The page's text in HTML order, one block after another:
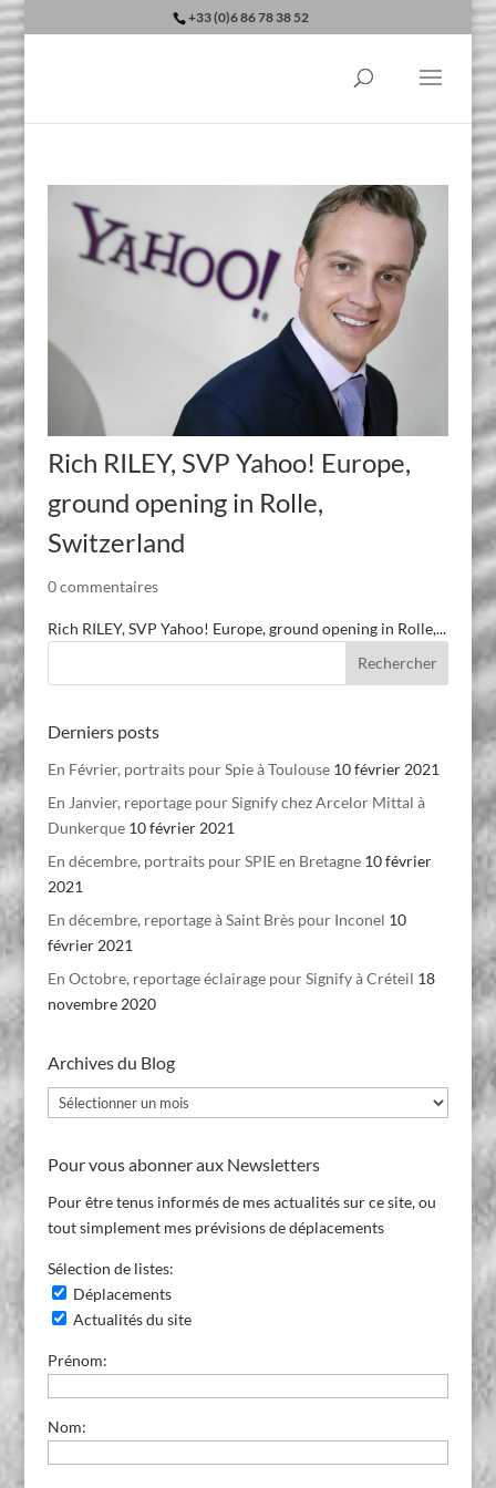
+33 (0)6 86 78 38 52
Rich RILEY, SVP Yahoo! Europe,
ground opening in Rolle,
Switzerland
0 commentaires
Rich RILEY, SVP Yahoo! Europe, ground opening in Rolle,...
Derniers posts
En Février, portraits pour Spie à Toulouse 10 février 2021
En Janvier, reportage pour Signify chez Arcelor Mittal à
Dunkerque 10 février 2021
En décembre, portraits pour SPIE en Bretagne 10 février
2021
En décembre, reportage à Saint Brès pour Inconel 10
février 2021
En Octobre, reportage éclairage pour Signify à Créteil 18
novembre 2020
Archives du Blog
Archives
du
Pour vous abonner aux Newsletters
Pour être tenus informés de mes actualités sur ce site, ou
tout simplement mes prévisions de déplacements
Sélection de listes:
Déplacements
Actualités du site
Prénom:
Nom: